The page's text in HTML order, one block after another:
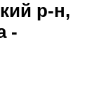
р-н,
-